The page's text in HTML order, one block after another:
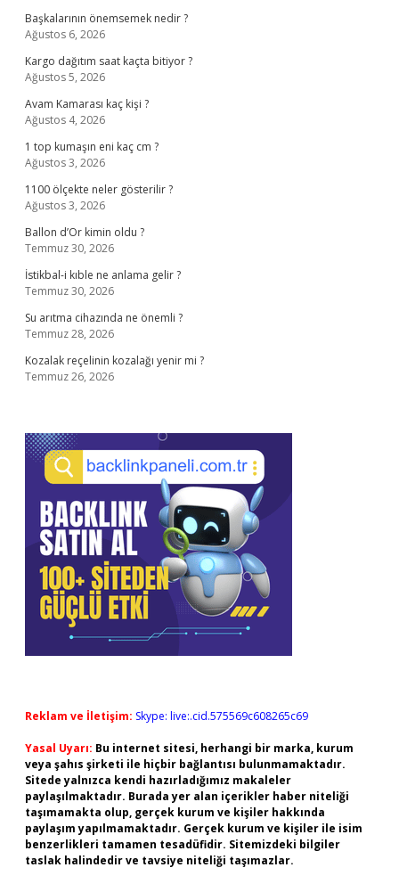
Başkalarının önemsemek nedir ?
Ağustos 6, 2026
Kargo dağıtım saat kaçta bitiyor ?
Ağustos 5, 2026
Avam Kamarası kaç kişi ?
Ağustos 4, 2026
1 top kumaşın eni kaç cm ?
Ağustos 3, 2026
1100 ölçekte neler gösterilir ?
Ağustos 3, 2026
Ballon d’Or kimin oldu ?
Temmuz 30, 2026
İstikbal-i kıble ne anlama gelir ?
Temmuz 30, 2026
Su arıtma cihazında ne önemli ?
Temmuz 28, 2026
Kozalak reçelinin kozalağı yenir mi ?
Temmuz 26, 2026
Reklam ve İletişim: Skype: live:.cid.575569c608265c69
Yasal Uyarı: Bu internet sitesi, herhangi bir marka, kurum
veya şahıs şirketi ile hiçbir bağlantısı bulunmamaktadır.
Sitede yalnızca kendi hazırladığımız makaleler
paylaşılmaktadır. Burada yer alan içerikler haber niteliği
taşımamakta olup, gerçek kurum ve kişiler hakkında
paylaşım yapılmamaktadır. Gerçek kurum ve kişiler ile isim
benzerlikleri tamamen tesadüfidir. Sitemizdeki bilgiler
taslak halindedir ve tavsiye niteliği taşımazlar.